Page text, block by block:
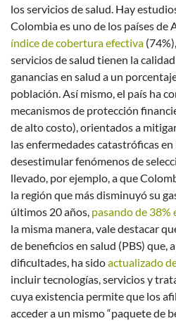
los servicios de salud. Hay
Colombia es uno de los países de
índice de cobertura efectiva
servicios de salud tienen la
ganancias en salud a un
población. Así mismo, el país ha
mecanismos de protección
de alto costo), orientados a
las enfermedades catastróficas
desestimular fenómenos de
llevado, por ejemplo, a que
la región que más disminuyó su
últimos 20 años, pasando de 38%
la misma manera, vale destacar
de beneficios en salud (PBS) que,
dificultades, ha sidoactualizado
incluir tecnologías, servicios y
cuya existencia permite que los
acceder a un mismo “paquete de